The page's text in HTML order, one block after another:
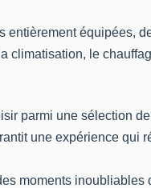
entièrement équipées,
climatisation, le
parmi une sélection
une expérience qui
moments inoubliables